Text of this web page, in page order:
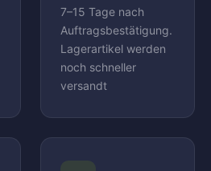
7–15 Tage nach
Auftragsbestätigung.
Lagerartikel werden
noch schneller
versandt